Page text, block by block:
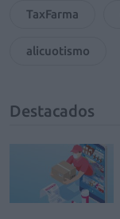
TaxFarma
alicuotismo
Destacados